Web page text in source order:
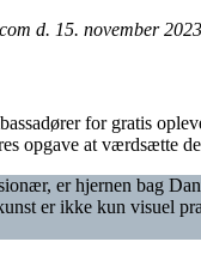
d. 15. november
for gratis
opgave at værdsætte
er hjernen bag
er ikke kun visuel